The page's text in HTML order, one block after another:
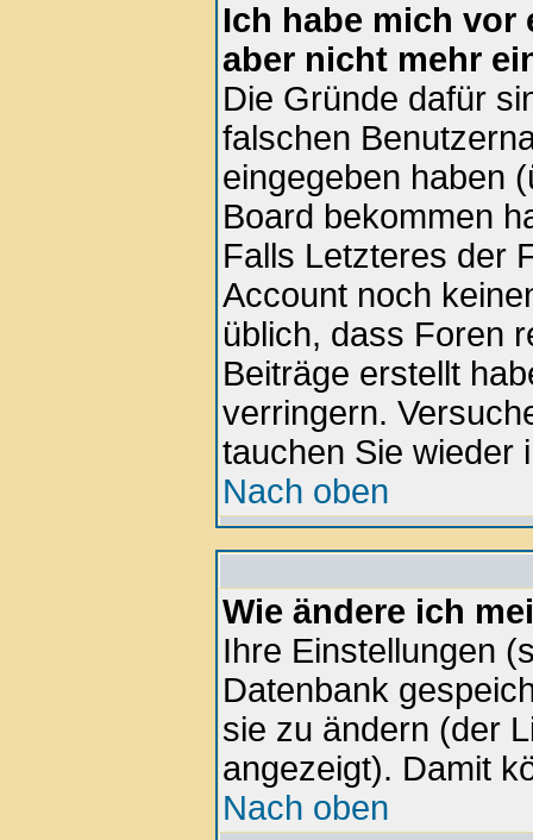
Ich habe mich
aber nicht mehr
Die Gründe dafür
falschen
eingegeben haben
Board bekommen
Falls Letzteres der
Account noch
üblich, dass Foren
Beiträge erstellt
verringern.
tauchen Sie wieder
Nach oben
Wie ändere ich
Ihre Einstellungen
Datenbank
sie zu ändern (der
angezeigt). Damit
Nach oben